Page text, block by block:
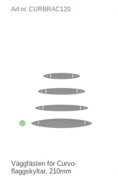
Art nr. CURBRAC120
Väggfästen för Curvo-
flaggskyltar, 210mm